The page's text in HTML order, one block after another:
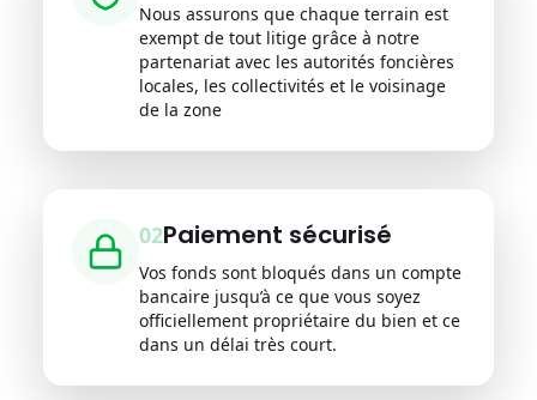
Nous assurons que chaque terrain est
exempt de tout litige grâce à notre
partenariat avec les autorités foncières
locales, les collectivités et le voisinage
de la zone
02Paiement sécurisé
Vos fonds sont bloqués dans un compte
bancaire jusqu’à ce que vous soyez
officiellement propriétaire du bien et ce
dans un délai très court.